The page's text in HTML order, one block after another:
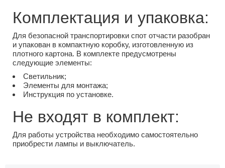
Комплектация и упаковка:
Для безопасной транспортировки спот отчасти разобран
и упакован в компактную коробку, изготовленную из
плотного картона. В комплекте предусмотрены
следующие элементы:
Светильник;
Элементы для монтажа;
Инструкция по установке.
Не входят в комплект:
Для работы устройства необходимо самостоятельно
приобрести лампы и выключатель.